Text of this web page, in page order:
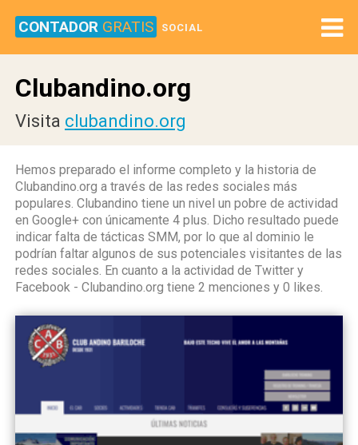
CONTADOR GRATIS SOCIAL
Clubandino.org
Visita clubandino.org
Hemos preparado el informe completo y la historia de
Clubandino.org a través de las redes sociales más
populares. Clubandino tiene un nivel un pobre de actividad
en Google+ con únicamente 4 plus. Dicho resultado puede
indicar falta de tácticas SMM, por lo que al dominio le
podrían faltar algunos de sus potenciales visitantes de las
redes sociales. En cuanto a la actividad de Twitter y
Facebook - Clubandino.org tiene 2 menciones y 0 likes.